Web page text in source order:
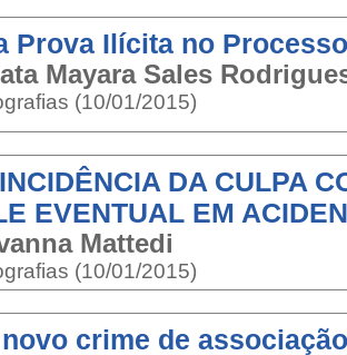
Prova Ilícita no
Mayara Sales
(10/01/2015)
DA CULPA
EVENTUAL EM
Mattedi
(10/01/2015)
novo crime de